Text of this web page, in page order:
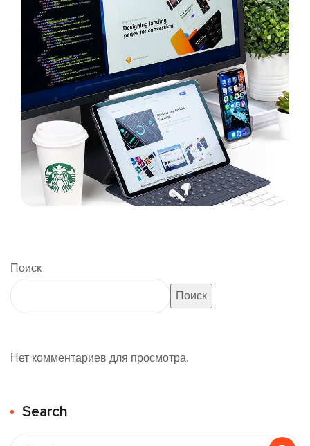
Поиск
Поиск
Нет комментариев для просмотра.
Search